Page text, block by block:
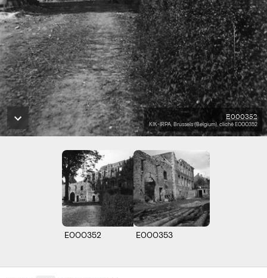
E000352
KIK-IRPA, Brussels (Belgium), cliché E000352
E000352 E000353